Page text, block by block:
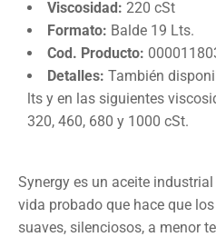
Viscosidad: 220 cSt
Formato: Balde 19 Lts.
Cod. Producto:
Detalles: También
lts y en las siguientes
320, 460, 680 y 1000 cSt.
Synergy es un aceite
vida probado que hace que
suaves, silenciosos, a menor